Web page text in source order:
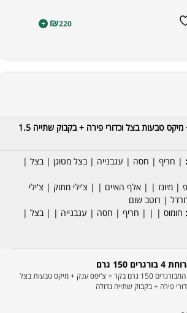
₪220
+
מוגש עם צ'יפס ענק + מיקס טבעות בצל וכדורי פירה + בקבוק שתייה 1.5
| חריף | חסה | עגבנייה | בצל מטוגן | בצל |
| מיונז | | אלף האיים | | צ'ילי מתוק | צ'ילי
| רוטב שום
חומוס | | | חריף | חסה | עגבנייה | | בצל |
בורגרים 150 גרם
4 המבורגרים 150 גרם בקר + צ’יפס ענק + מיקס טבעות בצל
פירה + בקבוק שתייה גדולה